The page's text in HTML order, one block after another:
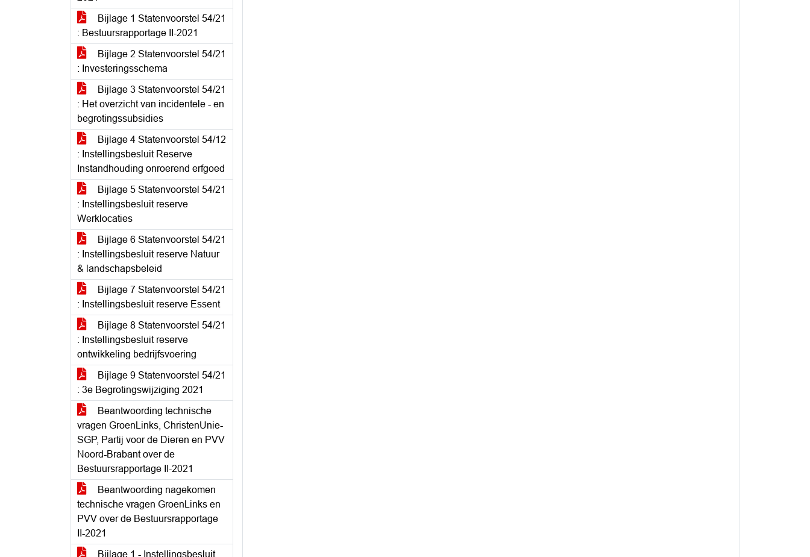
Bijlage 1 Statenvoorstel 54/21
: Bestuursrapportage II-2021
Bijlage 2 Statenvoorstel 54/21
: Investeringsschema
Bijlage 3 Statenvoorstel 54/21
: Het overzicht van incidentele - en
begrotingssubsidies
Bijlage 4 Statenvoorstel 54/12
: Instellingsbesluit Reserve
Instandhouding onroerend erfgoed
Bijlage 5 Statenvoorstel 54/21
: Instellingsbesluit reserve
Werklocaties
Bijlage 6 Statenvoorstel 54/21
: Instellingsbesluit reserve Natuur
& landschapsbeleid
Bijlage 7 Statenvoorstel 54/21
: Instellingsbesluit reserve Essent
Bijlage 8 Statenvoorstel 54/21
: Instellingsbesluit reserve
ontwikkeling bedrijfsvoering
Bijlage 9 Statenvoorstel 54/21
: 3e Begrotingswijziging 2021
Beantwoording technische
vragen GroenLinks, ChristenUnie-
SGP, Partij voor de Dieren en PVV
Noord-Brabant over de
Bestuursrapportage II-2021
Beantwoording nagekomen
technische vragen GroenLinks en
PVV over de Bestuursrapportage
II-2021
Bijlage 1 - Instellingsbesluit